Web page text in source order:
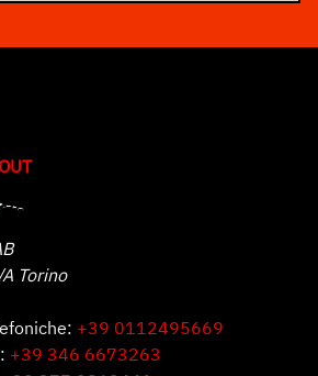
Torino
+39 0112495669
+39 346 6673263